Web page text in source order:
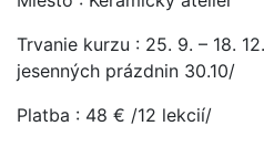
Trvanie kurzu : 25. 9. – 18.
jesenných prázdnin 30.10/
Platba : 48 € /12 lekcií/